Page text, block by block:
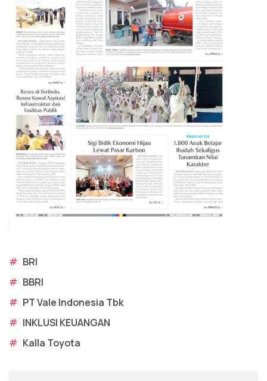
# BRI
# BBRI
# PT Vale Indonesia Tbk
# INKLUSI KEUANGAN
# Kalla Toyota